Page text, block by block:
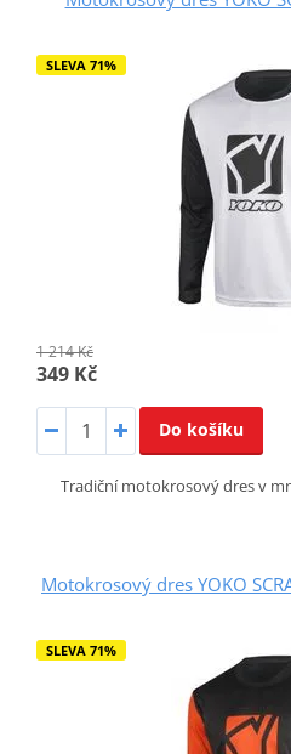
SLEVA 71%
1 214 Kč
349 Kč
Do košíku
Tradiční motokrosový dres v
Motokrosový dres YOKO
SLEVA 71%